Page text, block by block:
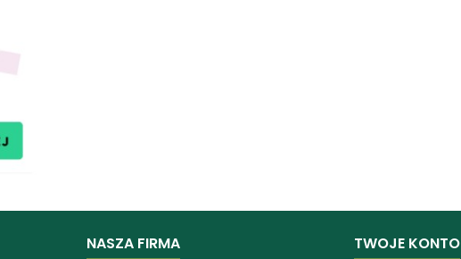
NASZA FIRMA TWOJE KONTO